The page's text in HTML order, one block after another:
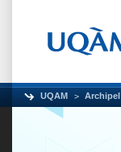
UQAM Archipel